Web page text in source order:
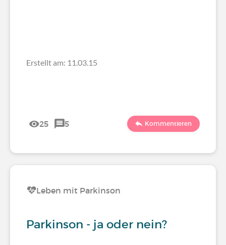
Erstellt am: 11.03.15
25 5 Kommentieren
Leben mit Parkinson
Parkinson - ja oder nein?